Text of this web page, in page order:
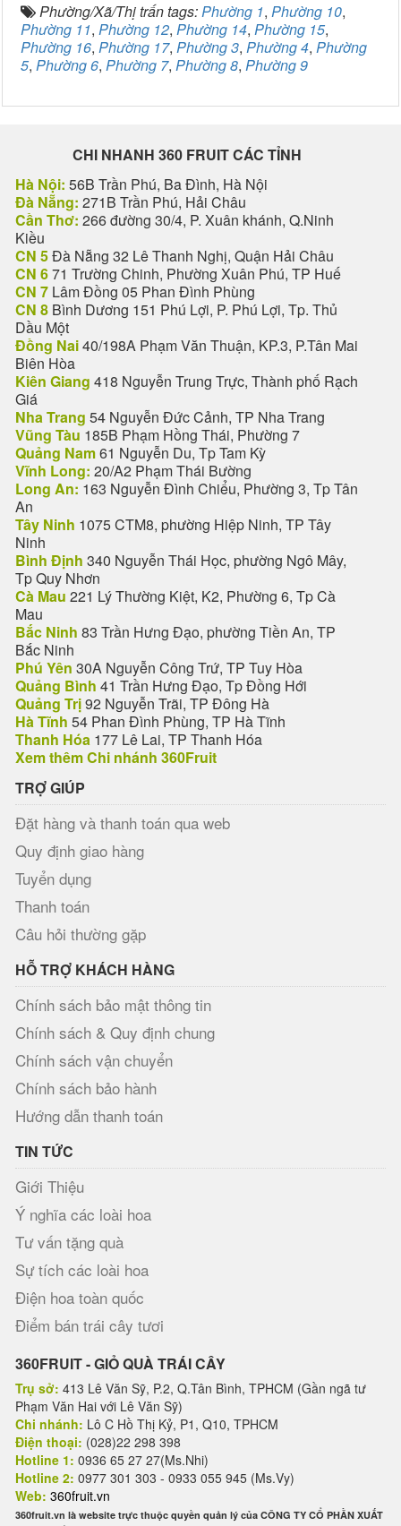
Phường/Xã/Thị trấn tags:Phường 1, Phường 10,
Phường 11, Phường 12, Phường 14, Phường 15,
Phường 16, Phường 17, Phường 3, Phường 4, Phường
5, Phường 6, Phường 7, Phường 8, Phường 9
CHI NHANH 360 FRUIT CÁC TỈNH
Hà Nội: 56B Trần Phú, Ba Đình, Hà Nội
Đà Nẵng: 271B Trần Phú, Hải Châu
Cần Thơ: 266 đường 30/4, P. Xuân khánh, Q.Ninh
Kiều
CN 5Đà Nẵng 32 Lê Thanh Nghị, Quận Hải Châu
CN 671 Trường Chinh, Phường Xuân Phú, TP Huế
CN 7 Lâm Đồng 05 Phan Đình Phùng
CN 8 Bình Dương 151 Phú Lợi, P. Phú Lợi, Tp. Thủ
Dầu Một
Đồng Nai40/198A Phạm Văn Thuận, KP.3, P.Tân Mai
Biên Hòa
Kiên Giang 418 Nguyễn Trung Trực, Thành phố Rạch
Giá
Nha Trang 54 Nguyễn Đức Cảnh, TP Nha Trang
Vũng Tàu 185B Phạm Hồng Thái, Phường 7
Quảng Nam61 Nguyễn Du, Tp Tam Kỳ
Vĩnh Long: 20/A2 Phạm Thái Bường
Long An: 163 Nguyễn Đình Chiểu, Phường 3, Tp Tân
An
Tây Ninh 1075 CTM8, phường Hiệp Ninh, TP Tây
Ninh
Bình Định 340 Nguyễn Thái Học, phường Ngô Mây,
Tp Quy Nhơn
Cà Mau 221 Lý Thường Kiệt, K2, Phường 6, Tp Cà
Mau
Bắc Ninh 83 Trần Hưng Đạo, phường Tiền An, TP
Bắc Ninh
Phú Yên 30A Nguyễn Công Trứ, TP Tuy Hòa
Quảng Bình 41 Trần Hưng Đạo, Tp Đồng Hới
Quảng Trị92 Nguyễn Trãi, TP Đông Hà
Hà Tĩnh 54 Phan Đình Phùng, TP Hà Tĩnh
Thanh Hóa 177 Lê Lai, TP Thanh Hóa
Xem thêm Chi nhánh 360Fruit
TRỢ GIÚP
Đặt hàng và thanh toán qua web
Quy định giao hàng
Tuyển dụng
Thanh toán
Câu hỏi thường gặp
HỖ TRỢ KHÁCH HÀNG
Chính sách bảo mật thông tin
Chính sách & Quy định chung
Chính sách vận chuyển
Chính sách bảo hành
Hướng dẫn thanh toán
TIN TỨC
Giới Thiệu
Ý nghĩa các loài hoa
Tư vấn tặng quà
Sự tích các loài hoa
Điện hoa toàn quốc
Điểm bán trái cây tươi
360FRUIT - GIỎ QUÀ TRÁI CÂY
Trụ sở: 413 Lê Văn Sỹ, P.2, Q.Tân Bình, TPHCM (Gần ngã tư
Phạm Văn Hai với Lê Văn Sỹ)
Chi nhánh: Lô C Hồ Thị Kỷ, P1, Q10, TPHCM
Điện thoại: (028)22 298 398
Hotline 1: 0936 65 27 27(Ms.Nhi)
Hotline 2: 0977 301 303 - 0933 055 945 (Ms.Vy)
Web: 360fruit.vn
360fruit.vn là website trực thuộc quyền quản lý của CÔNG TY CỔ PHẦN XUẤT